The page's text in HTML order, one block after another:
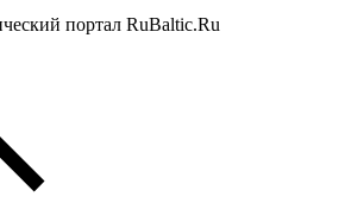
портал RuBaltic.Ru